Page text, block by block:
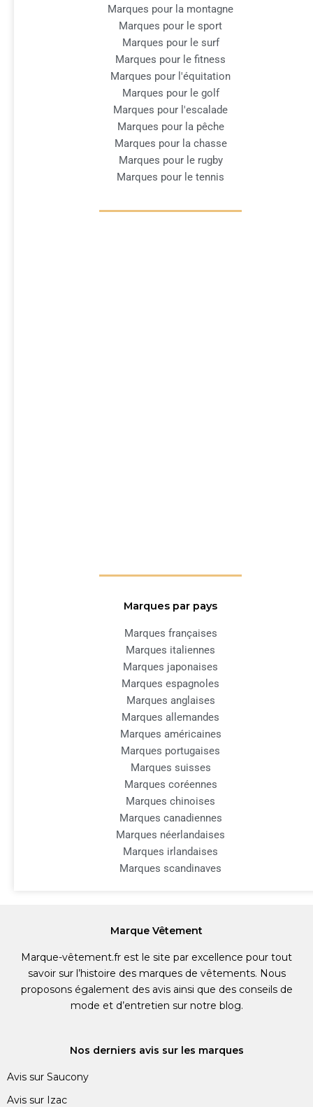
Marques pour la montagne
Marques pour le sport
Marques pour le surf
Marques pour le fitness
Marques pour l'équitation
Marques pour le golf
Marques pour l'escalade
Marques pour la pêche
Marques pour la chasse
Marques pour le rugby
Marques pour le tennis
Marques par pays
Marques françaises
Marques italiennes
Marques japonaises
Marques espagnoles
Marques anglaises
Marques allemandes
Marques américaines
Marques portugaises
Marques suisses
Marques coréennes
Marques chinoises
Marques canadiennes
Marques néerlandaises
Marques irlandaises
Marques scandinaves
Marque Vêtement
Marque-vêtement.fr est le site par excellence pour tout
savoir sur l’histoire des marques de vêtements. Nous
proposons également des avis ainsi que des conseils de
mode et d’entretien sur notre blog.
Nos derniers avis sur les marques
Avis sur Saucony
Avis sur Izac